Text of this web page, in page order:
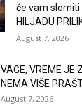
će vam slomiti
HILJADU
August 7, 2026
VAGE, VREME JE
NEMA VIŠE
August 7, 2026